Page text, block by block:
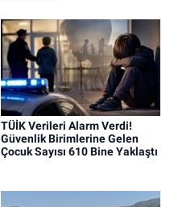
TÜİK Verileri Alarm Verdi!
Güvenlik Birimlerine Gelen
Çocuk Sayısı 610 Bine Yaklaştı